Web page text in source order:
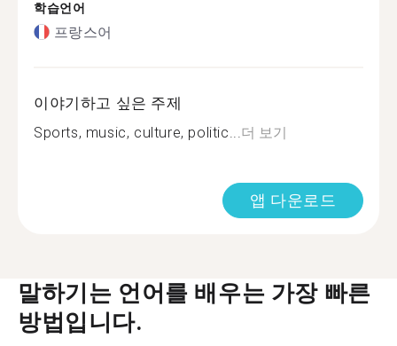
학습언어
프랑스어
이야기하고 싶은 주제
Sports, music, culture, politic... 더 보기
앱 다운로드
말하기는 언어를 배우는 가장 빠른
방법입니다.